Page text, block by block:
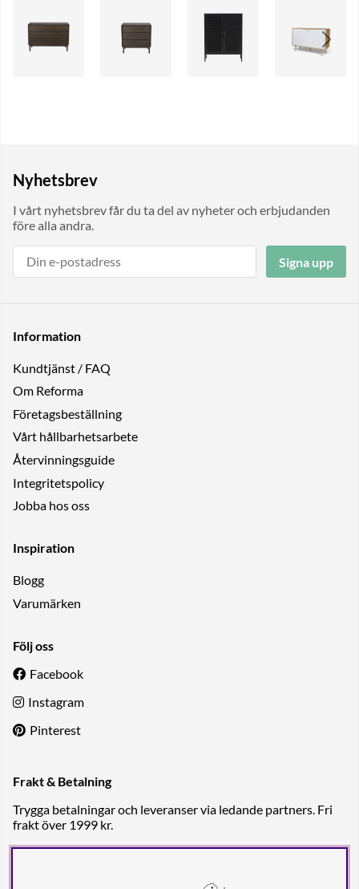
Nyhetsbrev
I vårt nyhetsbrev får du ta del av nyheter och erbjudanden
före alla andra.
Signa upp
Information
Kundtjänst / FAQ
Om Reforma
Företagsbeställning
Vårt hållbarhetsarbete
Återvinningsguide
Integritetspolicy
Jobba hos oss
Inspiration
Blogg
Varumärken
Följ oss
Facebook
Instagram
Pinterest
Frakt & Betalning
Trygga betalningar och leveranser via ledande partners. Fri
frakt över 1999 kr.